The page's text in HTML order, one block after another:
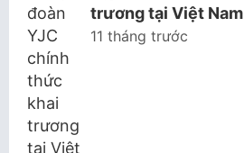
trương tại Việt Nam
11 tháng trước